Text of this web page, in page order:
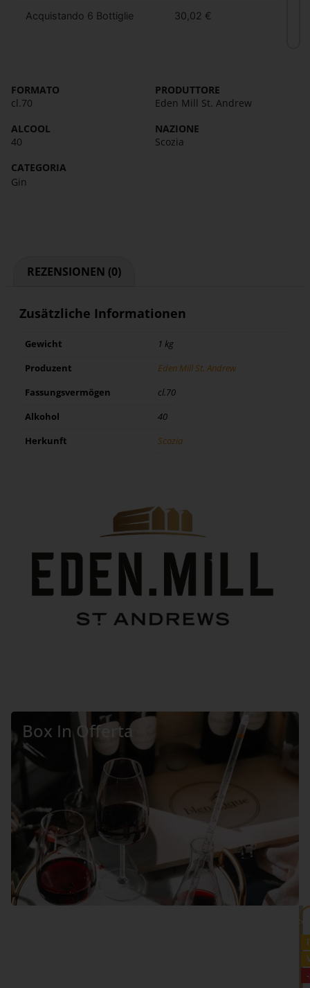
Acquistando 6 Bottiglie 30,02 €
FORMATO
cl.70
PRODUTTORE
Eden Mill St. Andrew
ALCOOL
40
NAZIONE
Scozia
CATEGORIA
Gin
REZENSIONEN (0)
Zusätzliche Informationen
Gewicht 1 kg
Produzent Eden Mill St. Andrew
Fassungsvermögen cl.70
Alkohol 40
Herkunft Scozia
Box In Offerta